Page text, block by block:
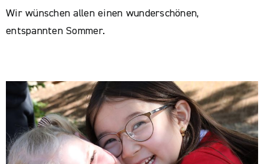
Wir wünschen allen einen wunderschönen,
entspannten Sommer.